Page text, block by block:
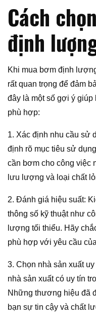
Cách
định
Khi mua bơm định
rất quan trọng để đảm
đây là một số gợi ý
phù hợp:
1. Xác định nhu cầu sử
định rõ mục tiêu sử
cần bơm cho công việc
lưu lượng và loại chất
2. Đánh giá hiệu suất:
thông số kỹ thuật như
lượng tối thiểu. Hãy
phù hợp với yêu cầu
3. Chọn nhà sản xuất
nhà sản xuất có uy tín
Những thương hiệu đã
bạn sự tin cậy và chất